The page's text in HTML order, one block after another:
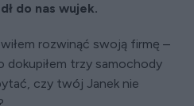
do nas wujek.
rozwinąć swoją firmę –
dokupiłem trzy samochody
czy twój Janek nie